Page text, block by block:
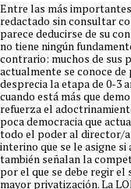
Entre las más
redactado sin consultar
parece deducirse de su
no tiene ningún
contrario: muchos de sus
actualmente se conoce
desprecia la etapa de 0-3
cuando está más que
refuerza el
poca democracia que
todo el poder al director/
interino que se le asigne
también señalan la
por el que se debe regir el
mayor privatización. La